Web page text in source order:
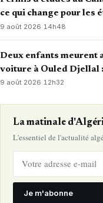
ce qui change pour les
9 août 2026·14h48
Deux enfants meurent
voiture à Ouled Djellal
9 août 2026·12h32
La matinale
L'essentiel de l'actualité
Je m'abonne